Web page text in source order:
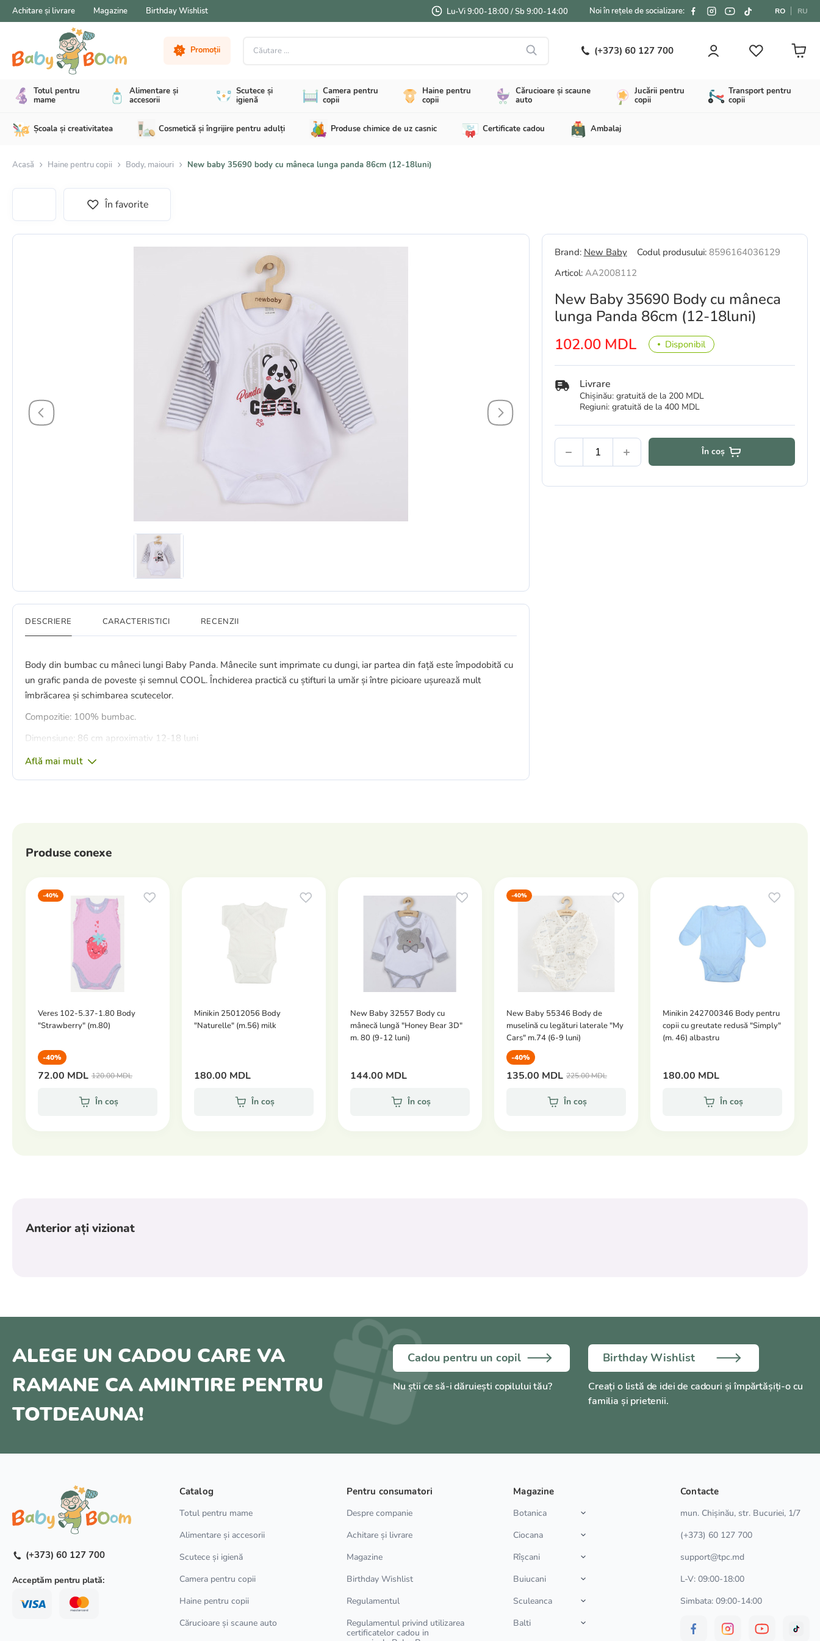
Achitare și livrare Magazine Birthday Wishlist Lu-Vi 9:00-18:00 / Sb 9:00-14:00 Noi în rețele de socializare: RO RU
Promoții (+373) 60 127 700
Totul pentru
mame
Alimentare și
accesorii
Scutece și
igienă
Camera pentru
copii
Haine pentru
copii
Cărucioare și scaune
auto
Jucării pentru
copii
Transport pentru
copii
Școala și creativitatea Cosmetică și îngrijire pentru adulți Produse chimice de uz casnic Certificate cadou Ambalaj
Acasă Haine pentru copii Body, maiouri New baby 35690 body cu mâneca lunga panda 86cm (12-18luni)
În favorite
Brand: New Baby Codul produsului: 8596164036129
Articol: AA2008112
New Baby 35690 Body cu mâneca
lunga Panda 86cm (12-18luni)
102.00 MDL
Disponibil
Livrare
Chișinău: gratuită de la 200 MDL
Regiuni: gratuită de la 400 MDL
În coș
DESCRIERE CARACTERISTICI RECENZII
Body din bumbac cu mâneci lungi Baby Panda. Mânecile sunt imprimate cu dungi, iar partea din față este împodobită cu
un grafic panda de poveste și semnul COOL. Închiderea practică cu știfturi la umăr și între picioare ușurează mult
îmbrăcarea și schimbarea scutecelor.
Compozitie: 100% bumbac.
Dimensiune: 86 cm aproximativ 12-18 luni
Află mai mult
Produse conexe
-40%
Veres 102-5.37-1.80 Body
"Strawberry" (m.80)
-40%
72.00 MDL 120.00 MDL
În coș
Minikin 25012056 Body
"Naturelle" (m.56) milk
180.00 MDL
În coș
New Baby 32557 Body cu
mânecă lungă "Honey Bear 3D"
m. 80 (9-12 luni)
144.00 MDL
În coș
-40%
New Baby 55346 Body de
muselină cu legături laterale "My
Cars" m.74 (6-9 luni)
-40%
135.00 MDL 225.00 MDL
În coș
Minikin 242700346 Body pentru
copii cu greutate redusă "Simply"
(m. 46) albastru
180.00 MDL
În coș
Anterior ați vizionat
ALEGE UN CADOU CARE VA
RAMANE CA AMINTIRE PENTRU
TOTDEAUNA!
Cadou pentru un copil
Nu știi ce să-i dăruiești copilului tău?
Birthday Wishlist
Creați o listă de idei de cadouri și împărtășiți-o cu
familia și prietenii.
(+373) 60 127 700
Acceptăm pentru plată:
Catalog
Totul pentru mame
Alimentare și accesorii
Scutece și igienă
Camera pentru copii
Haine pentru copii
Cărucioare și scaune auto
Pentru consumatori
Despre companie
Achitare și livrare
Magazine
Birthday Wishlist
Regulamentul
Regulamentul privind utilizarea
certificatelor cadou in
Magazine
Botanica
Ciocana
Rîșcani
Buiucani
Sculeanca
Balti
Contacte
mun. Chișinău, str. Bucuriei, 1/7
(+373) 60 127 700
support@tpc.md
L-V: 09:00-18:00
Simbata: 09:00-14:00